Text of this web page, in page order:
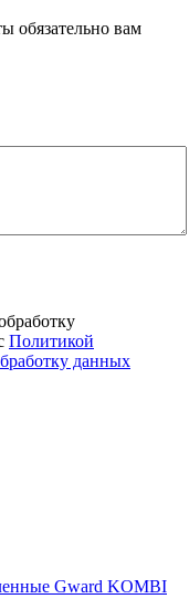
обязательно вам
Политикой
данных
Gward KOMBI